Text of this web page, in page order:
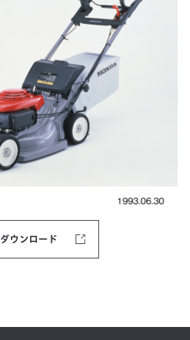
ダウンロード